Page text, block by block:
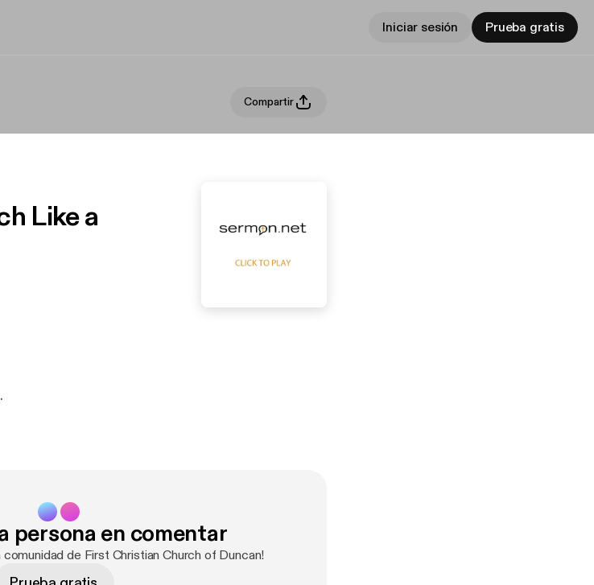
Iniciar sesión Prueba gratis
Compartir
Like a
persona en comentar
comunidad de First Christian Church of Duncan!